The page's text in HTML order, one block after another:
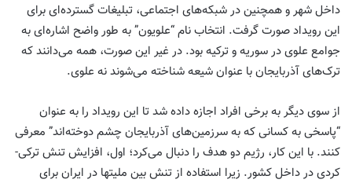
داخل شهر و همچنین در شبکه‌های اجتماعی، تبلیغات گسترده‌ای برای
این رویداد صورت گرفت. انتخاب نام “علویون” به طور واضح اشاره‌ای به
جوامع علوی در سوریه و ترکیه بود. در غیر این صورت، همه می‌دانند که
ترک‌های آذربایجان با عنوان شیعه شناخته می‌شوند نه علوی.
از سوی دیگر به برخی افراد اجازه داده شد تا این رویداد را به عنوان
“پاسخی به کسانی که به سرزمین‌های آذربایجان چشم دوخته‌اند” معرفی
کنند. با این کار، رژیم دو هدف را دنبال می‌کرد؛ اول، افزایش تنش ترکی-
کردی در داخل کشور. زیرا استفاده از تنش بین ملیتها در ایران برای